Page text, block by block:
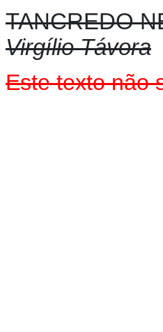
TANCREDO
Virgílio Távora
Este texto não